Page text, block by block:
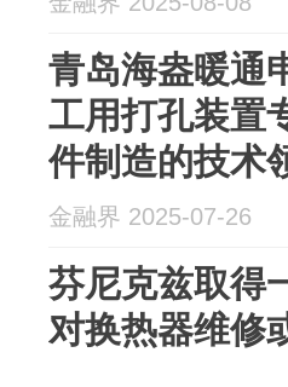
青岛海盎暖通
工用打孔装置
件制造的技术
金融界 2025-07-26
芬尼克兹取得
对换热器维修